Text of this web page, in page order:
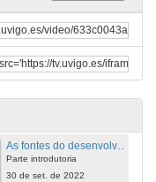
Presentación do Seminario
30 de set. de 2022
Parte introdutoria
30 de set. de 2022